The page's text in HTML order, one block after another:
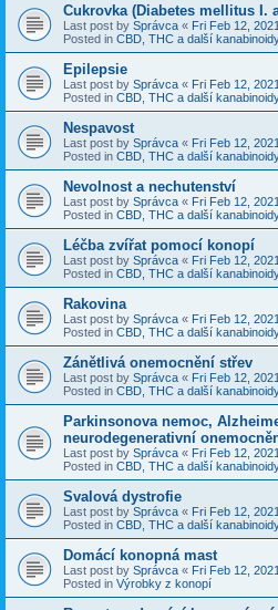
Cukrovka (Diabetes mellitus I.
Last post by Správca « Fri Feb 12,
Posted in CBD, THC a další
Epilepsie
Last post by Správca « Fri Feb 12,
Posted in CBD, THC a další
Nespavost
Last post by Správca « Fri Feb 12,
Posted in CBD, THC a další
Nevolnost a nechutenství
Last post by Správca « Fri Feb 12,
Posted in CBD, THC a další
Léčba zvířat pomocí konopí
Last post by Správca « Fri Feb 12,
Posted in CBD, THC a další
Rakovina
Last post by Správca « Fri Feb 12,
Posted in CBD, THC a další
Zánětlivá onemocnění střev
Last post by Správca « Fri Feb 12,
Posted in CBD, THC a další
Parkinsonova nemoc,
neurodegenerativní
Last post by Správca « Fri Feb 12,
Posted in CBD, THC a další
Svalová dystrofie
Last post by Správca « Fri Feb 12,
Posted in CBD, THC a další
Domácí konopná mast
Last post by Správca « Fri Feb 12,
Posted in Výrobky z konopí